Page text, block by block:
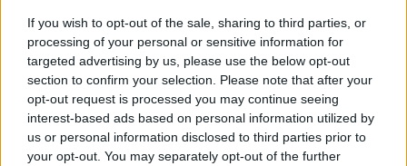
If you wish to opt-out of the sale, sharing to third parties, or
processing of your personal or sensitive information for
targeted advertising by us, please use the below opt-out
section to confirm your selection. Please note that after your
opt-out request is processed you may continue seeing
interest-based ads based on personal information utilized by
us or personal information disclosed to third parties prior to
your opt-out. You may separately opt-out of the further